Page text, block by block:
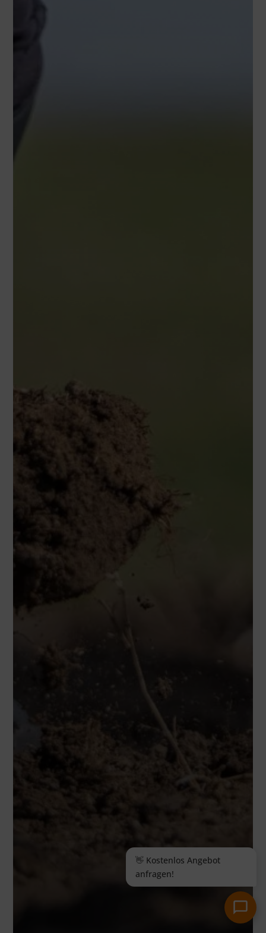
👋 Kostenlos Angebot
anfragen!